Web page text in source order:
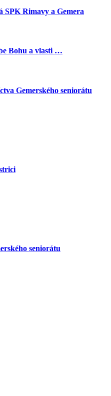
SPK Rimavy a Gemera
Bohu a vlasti …
Gemerského seniorátu
seniorátu